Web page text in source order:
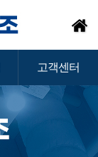
고객센터